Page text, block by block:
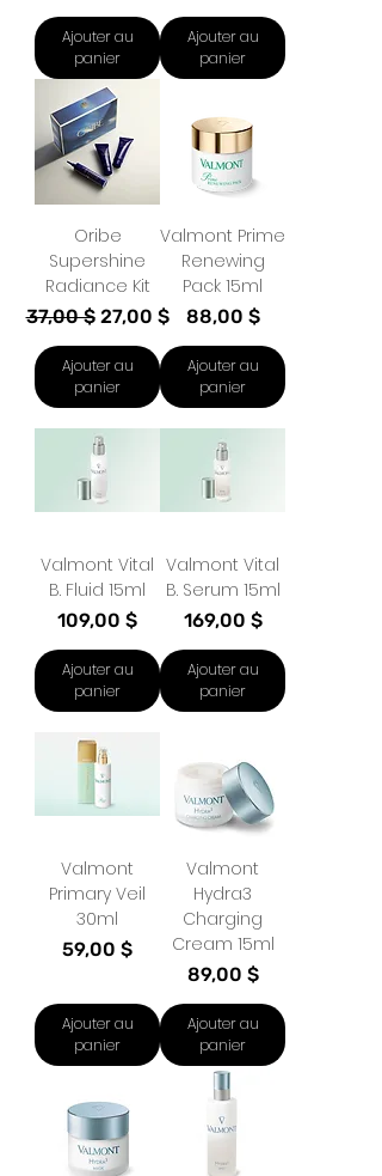
Ajouter au
panier
Ajouter au
panier
Oribe
Supershine
Radiance Kit
Prix original
37,00 $ Prix promotionnel
27,00 $
Ajouter au
panier
Valmont Prime
Renewing
Pack 15ml
Prix
88,00 $
Ajouter au
panier
Valmont Vital
B. Fluid 15ml
Prix
109,00 $
Ajouter au
panier
Valmont Vital
B. Serum 15ml
Prix
169,00 $
Ajouter au
panier
Valmont
Primary Veil
30ml
Prix
59,00 $
Ajouter au
panier
Valmont
Hydra3
Charging
Cream 15ml
Prix
89,00 $
Ajouter au
panier